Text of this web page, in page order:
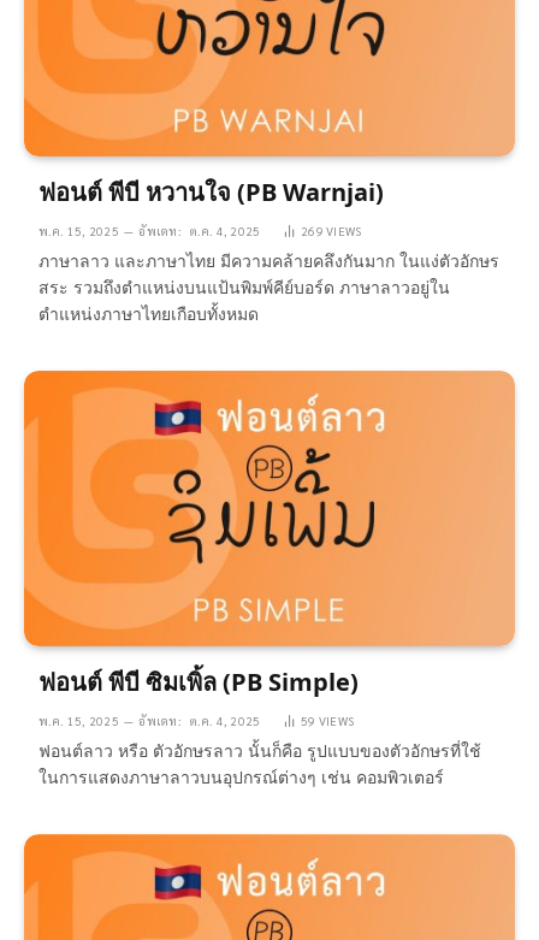
ฟอนต์ พีบี หวานใจ (PB Warnjai)
พ.ค. 15, 2025 อัพเดท: ต.ค. 4, 2025 269VIEWS
ภาษาลาว และภาษาไทย มีความคล้ายคลึงกันมาก ในแง่ตัวอักษร
สระ รวมถึงตำแหน่งบนแป้นพิมพ์คีย์บอร์ด ภาษาลาวอยู่ใน
ตำแหน่งภาษาไทยเกือบทั้งหมด
ฟอนต์ พีบี ซิมเพิ้ล (PB Simple)
พ.ค. 15, 2025 อัพเดท: ต.ค. 4, 2025 59 VIEWS
ฟอนต์ลาว หรือ ตัวอักษรลาว นั้นก็คือ รูปแบบของตัวอักษรที่ใช้
ในการแสดงภาษาลาวบนอุปกรณ์ต่างๆ เช่น คอมพิวเตอร์